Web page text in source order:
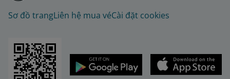
Sơ đồ trangLiên hệ mua véCài đặt cookies